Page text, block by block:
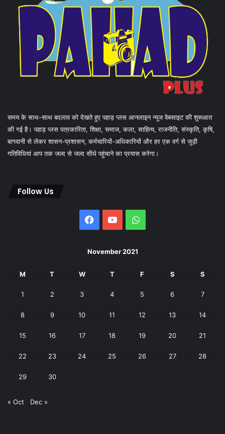
समय के साथ-साथ बदलाव को देखते हुए पहाड़ प्लस आनलाइन न्यूज वेबसाइट की शुरूआत
की गई है। पहाड़ प्लस पत्रकारिता, शिक्षा, समाज, कला, साहित्य, राजनीति, संस्कृति, कृषि,
बागवानी से लेकर शासन-प्रशासन, कर्मचारियों-अधिकारियों और हर एक वर्ग से जुड़ी
गतिविधियां आप तक जल्द से जल्द सीधे पहुंचाने का प्रयास करेगा।
Follow Us
FacebookYouTubeWhatsApp
November 2021
M T W T F S S
1 2 3 4 5 6 7
8 9 10 11 12 13 14
15 16 17 18 19 20 21
22 23 24 25 26 27 28
29 30
« Oct Dec »